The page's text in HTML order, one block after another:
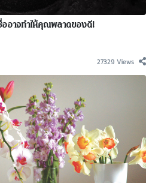
ออาจทำให้คุณพลาดของดี!
27329 Views